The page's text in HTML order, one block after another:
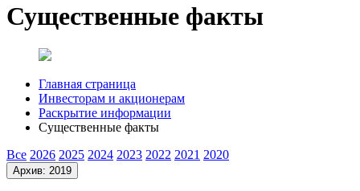
Существенные факты
Главная страница
Инвесторам и акционерам
Раскрытие информации
Существенные факты
Все 2026 2025 2024 2023 2022 2021 2020
Архив: 2019